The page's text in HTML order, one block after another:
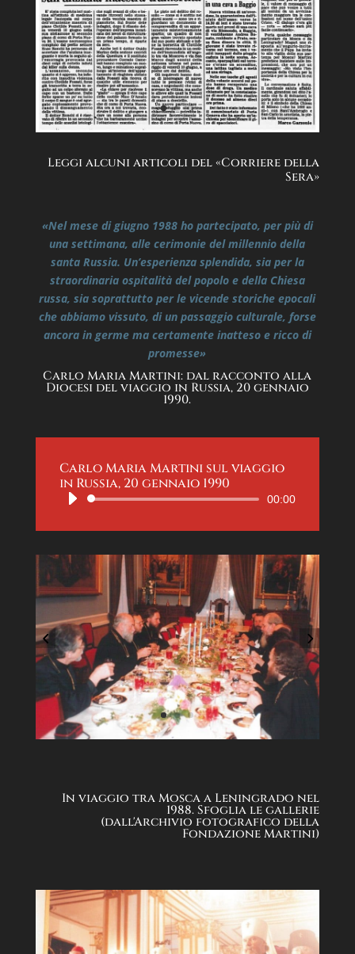
Leggi alcuni articoli del «Corriere della
Sera»
«Nel mese di giugno 1988 ho partecipato, per più di
una settimana, alle cerimonie del millennio della
santa Russia. Un’esperienza splendida, sia per la
straordinaria ospitalità del popolo e della Chiesa
russa, sia soprattutto per le vicende storiche epocali
che abbiamo vissuto, di un passaggio culturale, forse
ancora in germe ma certamente inatteso e ricco di
promesse»
Carlo Maria Martini: dal racconto alla
Diocesi del viaggio in Russia, 20 gennaio
1990.
Carlo Maria Martini sul viaggio
in Russia, 20 gennaio 1990
Audio
00:00
In viaggio tra Mosca a Leningrado nel
1988. Sfoglia le gallerie
(dall'Archivio fotografico della
Fondazione Martini)